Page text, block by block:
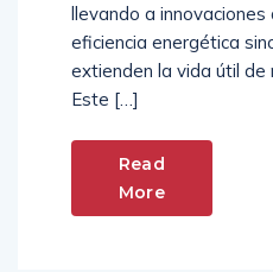
llevando a
eficiencia energética
extienden la vida útil de
Este […]
Read
More